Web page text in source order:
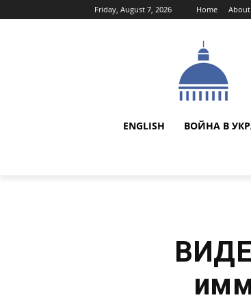
Friday, August 7, 2026 Home About
ENGLISH ВОЙНА В